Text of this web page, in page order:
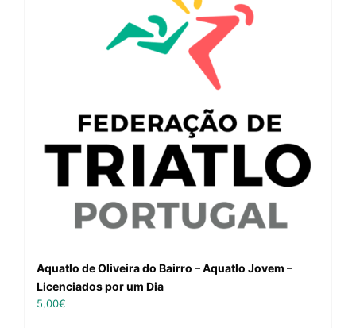
Aquatlo de Oliveira do Bairro – Aquatlo Jovem –
Licenciados por um Dia
5,00€